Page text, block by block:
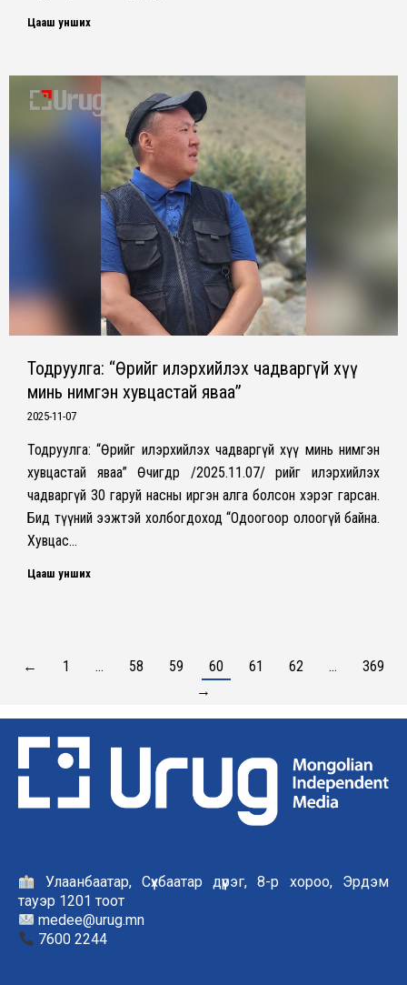
Цааш унших
Тодруулга: “Өөрийгөө илэрхийлэх чадваргүй хүү
минь нимгэн хувцастай яваа”
2025-11-07
Тодруулга: “Өөрийгөө илэрхийлэх чадваргүй хүү минь нимгэн
хувцастай яваа” Өчигдөр /2025.11.07/ өөрийгөө илэрхийлэх
чадваргүй 30 гаруй насны иргэн алга болсон хэрэг гарсан.
Бид түүний ээжтэй холбогдоход “Одоогоор олоогүй байна.
Хувцас…
Цааш унших
← 1 … 58 59 60 61 62 …
369
→
Улаанбаатар, Сүхбаатар дүүрэг, 8-р хороо, Эрдэм
тауэр 1201 тоот
medee@urug.mn
7600 2244